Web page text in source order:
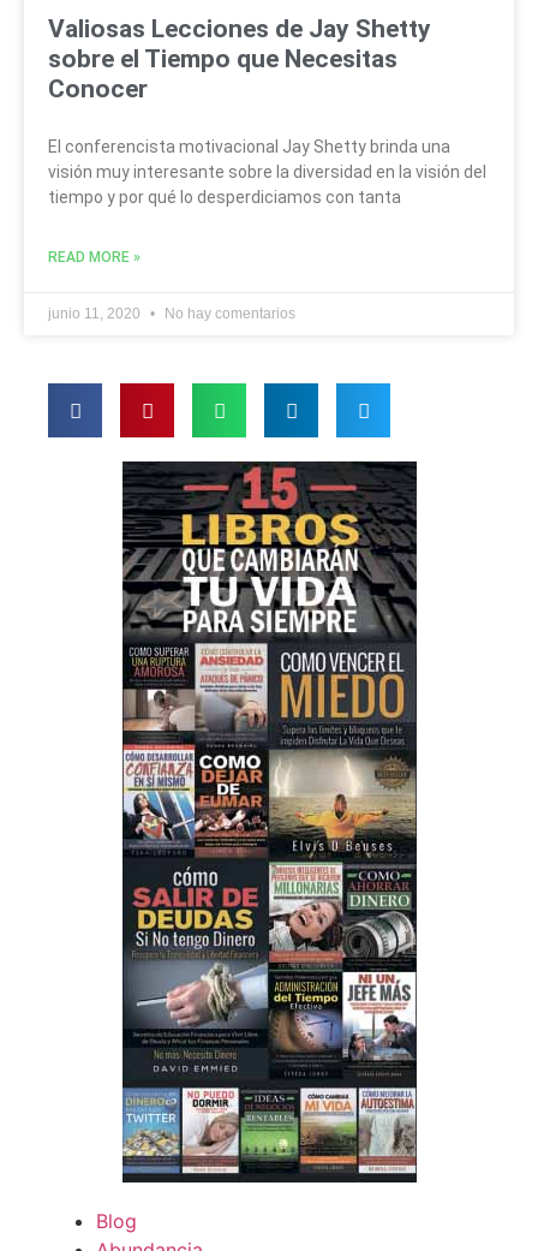
Valiosas Lecciones de Jay Shetty
sobre el Tiempo que Necesitas
Conocer
El conferencista motivacional Jay Shetty brinda una
visión muy interesante sobre la diversidad en la visión del
tiempo y por qué lo desperdiciamos con tanta
READ MORE »
junio 11, 2020 No hay comentarios
Blog